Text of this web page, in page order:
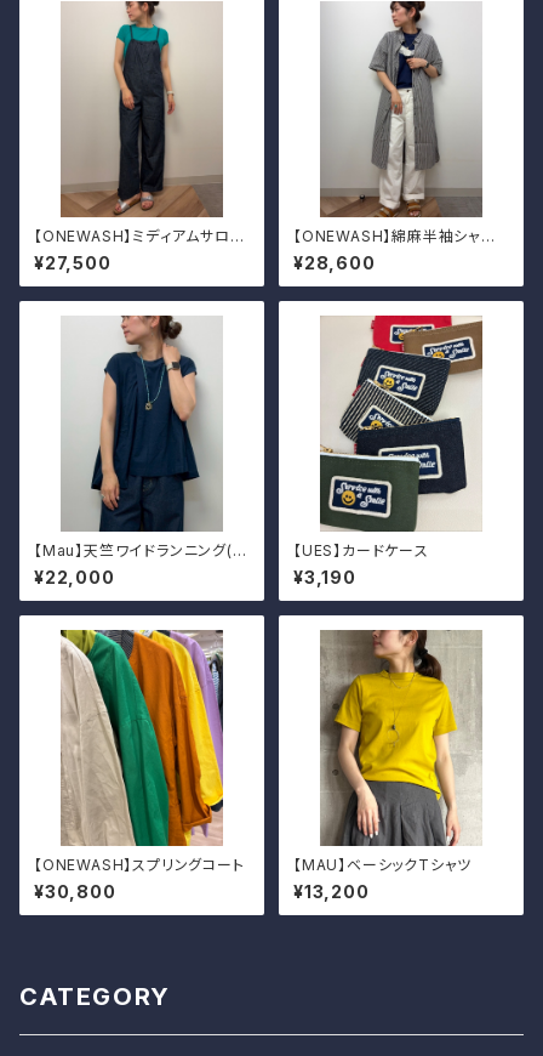
【ONEWASH】ミディアムサロペ
ット
¥27,500
【ONEWASH】綿麻半袖シャツ
ワンピース
¥28,600
【Mau】天竺ワイドランニング(イ
ンディゴ）
¥22,000
【UES】カードケース
¥3,190
【ONEWASH】スプリングコート
¥30,800
【MAU】ベーシックTシャツ
¥13,200
CATEGORY